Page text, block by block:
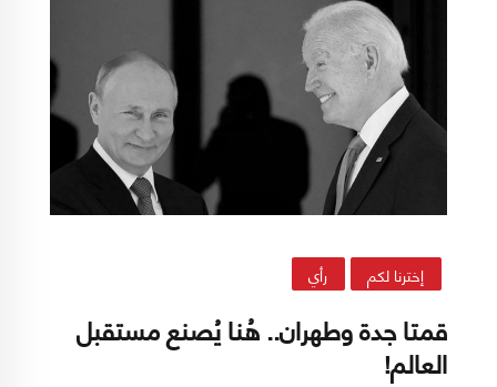
إخترنا لكم رأي
قمتا جدة وطهران.. هُنا يُصنع مستقبل
العالم!